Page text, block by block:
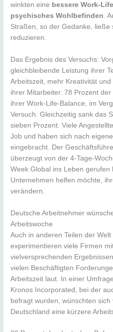
winkten eine bessere Work-
psychisches Wohlbefinden .
Straßen, so der Gedanke, ließe
reduzieren.
Das Ergebnis des Versuchs:
gleichbleibende Leistung ihrer
Arbeitszeit, mehr Kreativität
ihrer Mitarbeiter. 78 Prozent
ihrer Work-Life-Balance, im
Versuch. Gleichzeitig sank das
sieben Prozent. Viele
Job und haben sich nach
eingebracht. Der
überzeugt von der 4-Tage-
Week Global ins Leben gerufen
Unternehmen helfen möchte,
verändern.
Deutsche Arbeitnehmer
Arbeitswoche
Auch in anderen Teilen der
experimentieren viele Firmen
vielversprechenden
vielen Beschäftigten
Arbeitszeit laut. In einer
Kronos Incorporated, bei der
befragt wurden, wünschten
Deutschland eine kürzere